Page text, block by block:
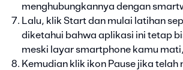
menghubungkannya dengan
Lalu, klik Start dan mulai latihan
diketahui bahwa aplikasi ini tetap
meski layar smartphone kamu
Kemudian klik ikon Pause jika telah